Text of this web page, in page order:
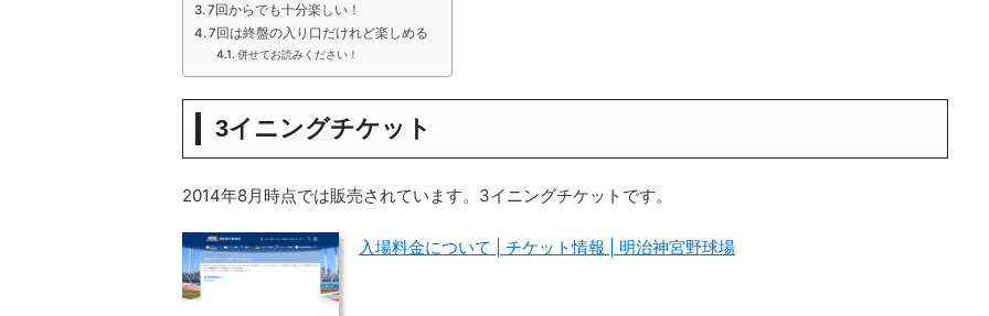
7回からでも十分楽しい！
7回は終盤の入り口だけれど楽しめる
併せてお読みください！
3イニングチケット
2014年8月時点では販売されています。3イニングチケットです。
入場料金について | チケット情報 | 明治神宮野球場